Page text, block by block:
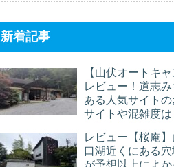
新着記事
【山伏オートキャ
レビュー！道志
ある人気サイト
サイトや混雑度は
レビュー【桜庵
口湖近くにある
が予想以上によか